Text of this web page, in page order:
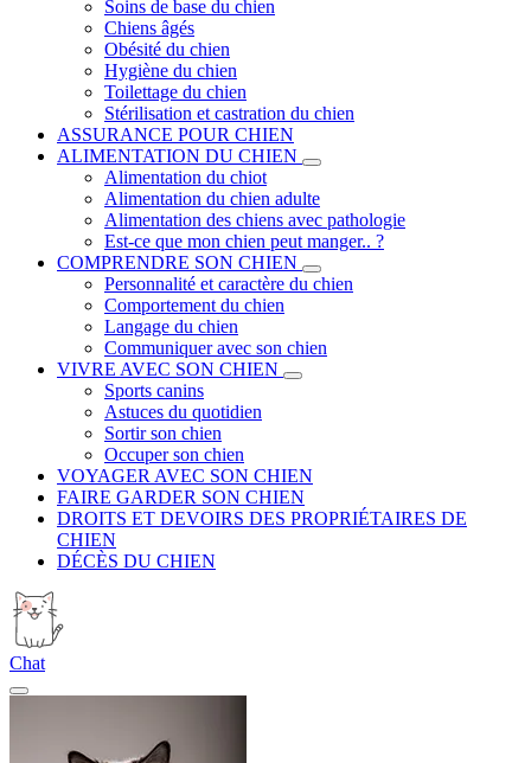
Soins de base du chien
Chiens âgés
Obésité du chien
Hygiène du chien
Toilettage du chien
Stérilisation et castration du chien
ASSURANCE POUR CHIEN
ALIMENTATION DU CHIEN
Alimentation du chiot
Alimentation du chien adulte
Alimentation des chiens avec pathologie
Est-ce que mon chien peut manger.. ?
COMPRENDRE SON CHIEN
Personnalité et caractère du chien
Comportement du chien
Langage du chien
Communiquer avec son chien
VIVRE AVEC SON CHIEN
Sports canins
Astuces du quotidien
Sortir son chien
Occuper son chien
VOYAGER AVEC SON CHIEN
FAIRE GARDER SON CHIEN
DROITS ET DEVOIRS DES PROPRIÉTAIRES DE
CHIEN
DÉCÈS DU CHIEN
Chat